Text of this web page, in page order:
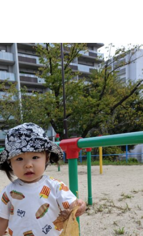
軽にお電話ください
930-312
〜17:30（土日祝除く）
方はこちら052-262-9671